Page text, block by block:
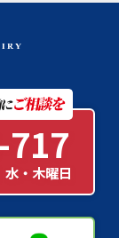
・木曜日